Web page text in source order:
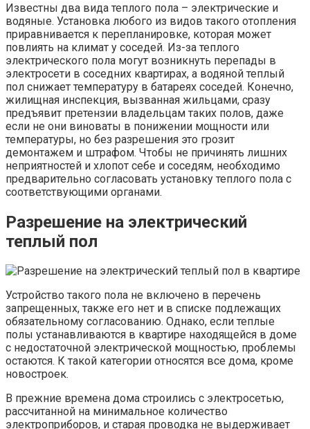
Известны два вида теплого пола – электрические и
водяные. Установка любого из видов такого отопления
приравнивается к перепланировке, которая может
повлиять на климат у соседей. Из-за теплого
электрического пола могут возникнуть перепады в
электросети в соседних квартирах, а водяной теплый
пол снижает температуру в батареях соседей. Конечно,
жилищная инспекция, вызванная жильцами, сразу
предъявит претензии владельцам таких полов, даже
если не они виноваты в понижении мощности или
температуры, но без разрешения это грозит
демонтажем и штрафом. Чтобы не причинять лишних
неприятностей и хлопот себе и соседям, необходимо
предварительно согласовать установку теплого пола с
соответствующими органами.
Разрешение на электрический
теплый пол
Устройство такого пола не включено в перечень
запрещенных, также его нет и в списке подлежащих
обязательному согласованию. Однако, если теплые
полы устанавливаются в квартире находящейся в доме
с недостаточной электрической мощностью, проблемы
остаются. К такой категории относятся все дома, кроме
новостроек.
В прежние времена дома строились с электросетью,
рассчитанной на минимальное количество
электроприборов, и старая проводка не выдерживает